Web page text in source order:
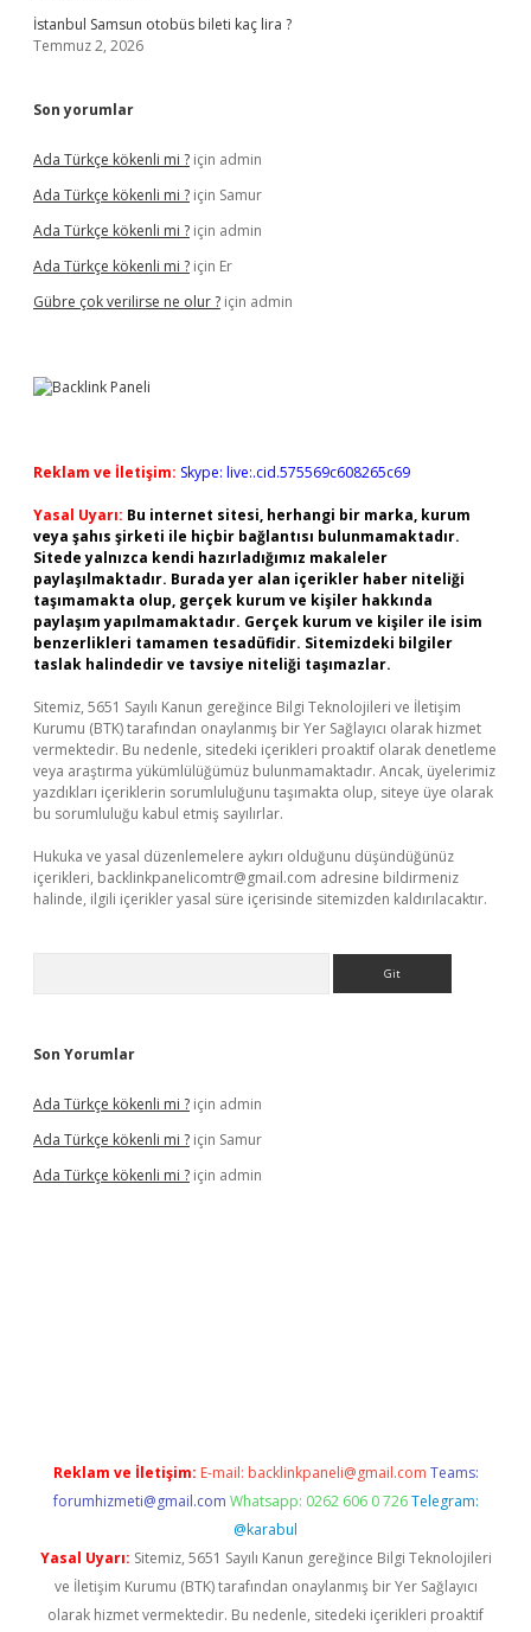
İstanbul Samsun otobüs bileti kaç lira ?
Temmuz 2, 2026
Son yorumlar
Ada Türkçe kökenli mi ? için admin
Ada Türkçe kökenli mi ? için Samur
Ada Türkçe kökenli mi ? için admin
Ada Türkçe kökenli mi ? için Er
Gübre çok verilirse ne olur ? için admin
Reklam ve İletişim: Skype: live:.cid.575569c608265c69
Yasal Uyarı: Bu internet sitesi, herhangi bir marka, kurum
veya şahıs şirketi ile hiçbir bağlantısı bulunmamaktadır.
Sitede yalnızca kendi hazırladığımız makaleler
paylaşılmaktadır. Burada yer alan içerikler haber niteliği
taşımamakta olup, gerçek kurum ve kişiler hakkında
paylaşım yapılmamaktadır. Gerçek kurum ve kişiler ile isim
benzerlikleri tamamen tesadüfidir. Sitemizdeki bilgiler
taslak halindedir ve tavsiye niteliği taşımazlar.
Sitemiz, 5651 Sayılı Kanun gereğince Bilgi Teknolojileri ve İletişim
Kurumu (BTK) tarafından onaylanmış bir Yer Sağlayıcı olarak hizmet
vermektedir. Bu nedenle, sitedeki içerikleri proaktif olarak denetleme
veya araştırma yükümlülüğümüz bulunmamaktadır. Ancak, üyelerimiz
yazdıkları içeriklerin sorumluluğunu taşımakta olup, siteye üye olarak
bu sorumluluğu kabul etmiş sayılırlar.
Hukuka ve yasal düzenlemelere aykırı olduğunu düşündüğünüz
içerikleri, backlinkpanelicomtr@gmail.com adresine bildirmeniz
halinde, ilgili içerikler yasal süre içerisinde sitemizden kaldırılacaktır.
Son Yorumlar
Ada Türkçe kökenli mi ? için admin
Ada Türkçe kökenli mi ? için Samur
Ada Türkçe kökenli mi ? için admin
Reklam ve İletişim: E-mail: backlinkpaneli@gmail.com Teams:
forumhizmeti@gmail.com Whatsapp: 0262 606 0 726 Telegram:
@karabul
Yasal Uyarı: Sitemiz, 5651 Sayılı Kanun gereğince Bilgi Teknolojileri
ve İletişim Kurumu (BTK) tarafından onaylanmış bir Yer Sağlayıcı
olarak hizmet vermektedir. Bu nedenle, sitedeki içerikleri proaktif